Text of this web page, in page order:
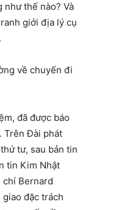
thế nào? Và
giới địa lý cụ
về chuyến đi
đã được báo
Trên Đài phát
tư, sau bản tin
tin Kim Nhật
chí Bernard
đặc trách